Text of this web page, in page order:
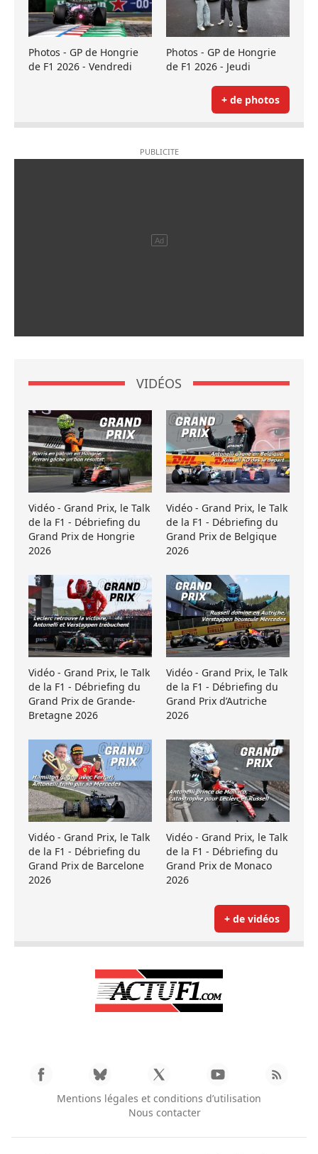
Photos - GP de Hongrie
de F1 2026 - Vendredi
Photos - GP de Hongrie
de F1 2026 - Jeudi
+ de photos
VIDÉOS
Vidéo - Grand Prix, le Talk
de la F1 - Débriefing du
Grand Prix de Hongrie
2026
Vidéo - Grand Prix, le Talk
de la F1 - Débriefing du
Grand Prix de Belgique
2026
Vidéo - Grand Prix, le Talk
de la F1 - Débriefing du
Grand Prix de Grande-
Bretagne 2026
Vidéo - Grand Prix, le Talk
de la F1 - Débriefing du
Grand Prix d’Autriche
2026
Vidéo - Grand Prix, le Talk
de la F1 - Débriefing du
Grand Prix de Barcelone
2026
Vidéo - Grand Prix, le Talk
de la F1 - Débriefing du
Grand Prix de Monaco
2026
+ de vidéos
Mentions légales et conditions d’utilisation
Nous contacter